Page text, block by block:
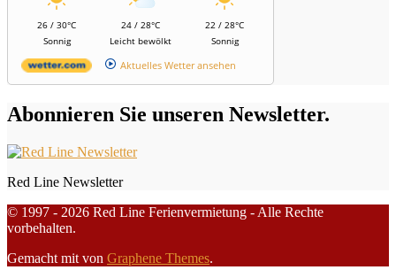
26 / 30°C
Sonnig
24 / 28°C
Leicht bewölkt
22 / 28°C
Sonnig
Aktuelles Wetter ansehen
Abonnieren Sie unseren Newsletter.
Red Line Newsletter
© 1997 - 2026 Red Line Ferienvermietung - Alle Rechte
vorbehalten.
Gemacht mit von Graphene Themes.